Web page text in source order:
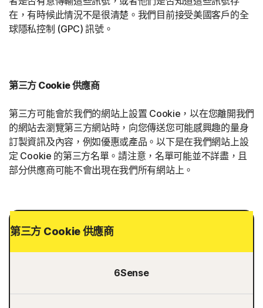
在，有時候此情況不是很清楚。我們目前接受美國客戶的全
球隱私控制 (GPC) 訊號。
第三方 Cookie 供應商
第三方可能會於我們的網站上設置 Cookie，以在您離開我們
的網站去瀏覽第三方網站時，向您傳送您可能感興趣的量身
訂製資訊及內容，例如優惠或產品。以下是在我們網站上設
定 Cookie 的第三方名單。請注意，名單可能並不詳盡，且
部分供應商可能不會出現在我們所有網站上。
第三方 Cookie 供應商
6Sense